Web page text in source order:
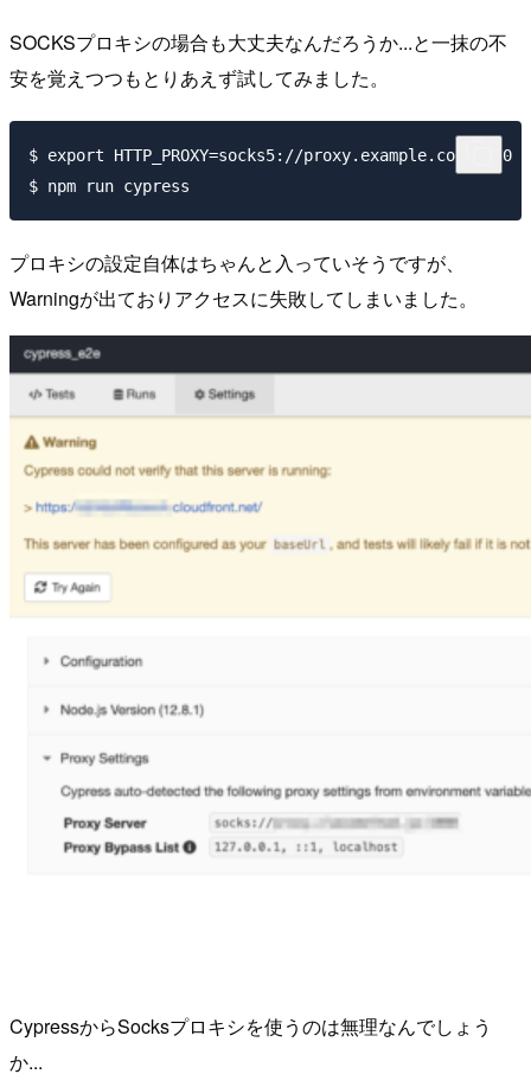
SOCKSプロキシの場合も大丈夫なんだろうか...と一抹の不
安を覚えつつもとりあえず試してみました。
$ export HTTP_PROXY=socks5://proxy.example.com:1080
プロキシの設定自体はちゃんと入っていそうですが、
Warningが出ておりアクセスに失敗してしまいました。
CypressからSocksプロキシを使うのは無理なんでしょう
か...